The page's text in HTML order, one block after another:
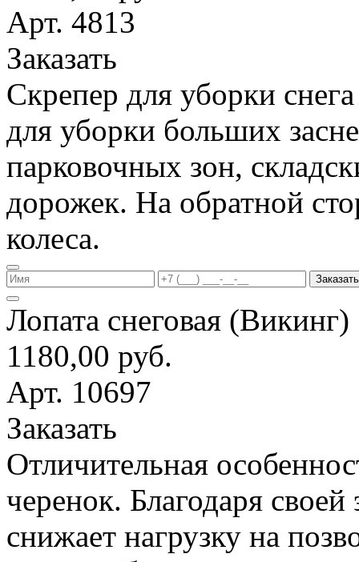
Арт. 4813
Заказать
Скрепер для уборки
для уборки больших
парковочных зон,
дорожек. На обратной
колеса.
Заказать
Лопата снеговая
1180,00 руб.
Арт. 10697
Заказать
Отличительная
черенок. Благодаря
снижает нагрузку на